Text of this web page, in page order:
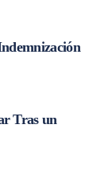
Tras un